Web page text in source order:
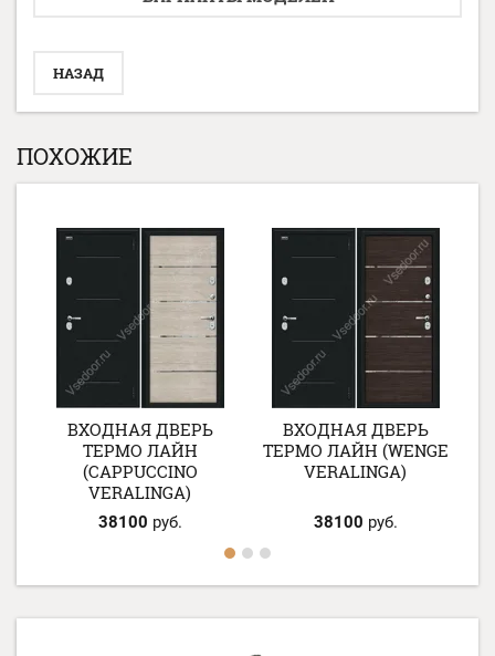
НАЗАД
ПОХОЖИЕ
ВХОДНАЯ ДВЕРЬ
ТЕРМО ЛАЙН
(CAPPUCCINO
VERALINGA)
38100 руб.
ВХОДНАЯ ДВЕРЬ
ТЕРМО ЛАЙН (WENGE
VERALINGA)
38100 руб.